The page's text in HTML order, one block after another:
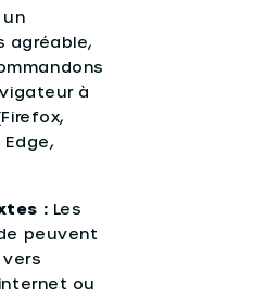
un
agréable,
à
Edge,
: Les
peuvent
ou